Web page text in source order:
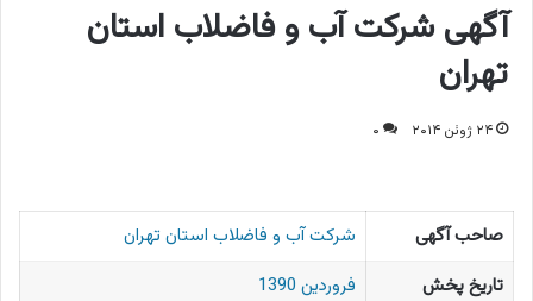
آگهی شرکت آب و فاضلاب استان
تهران
۲۴ ژوئن ۲۰۱۴ ۰
صاحب آگهی
شرکت آب و فاضلاب استان تهران
تاریخ پخش
فروردین 1390